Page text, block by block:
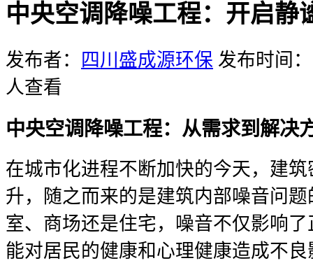
中央空调降噪工程：开启静
发布者： 四川盛成源环保 发布时间
人查看
中央空调降噪工程：从需求到解决
在城市化进程不断加快的今天，建
升，随之而来的是建筑内部噪音问
室、商场还是住宅，噪音不仅影响
能对居民的健康和心理健康造成不